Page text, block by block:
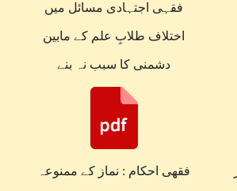
فقہی اجتہادی مسائل میں
اختلاف طلابِ علم کے مابین
دشمنی کا سبب نہ بنے
فقهی احکام : نماز کے ممنوعہ